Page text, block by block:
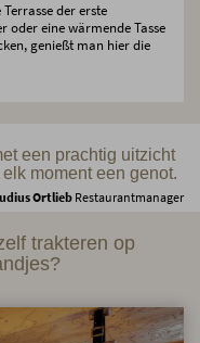
der erste
oder eine wärmende Tasse
genießt man hier die
een prachtig uitzicht
moment een genot.
Ortlieb Restaurantmanager
trakteren op